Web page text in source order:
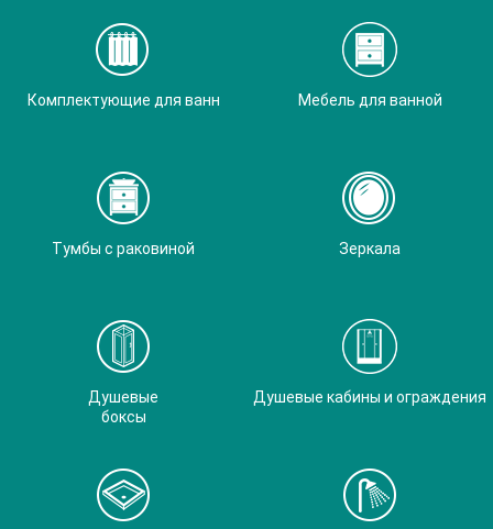
Комплектующие для ванн Мебель для ванной
Тумбы с раковиной Зеркала
Душевые
боксы
Душевые кабины и ограждения